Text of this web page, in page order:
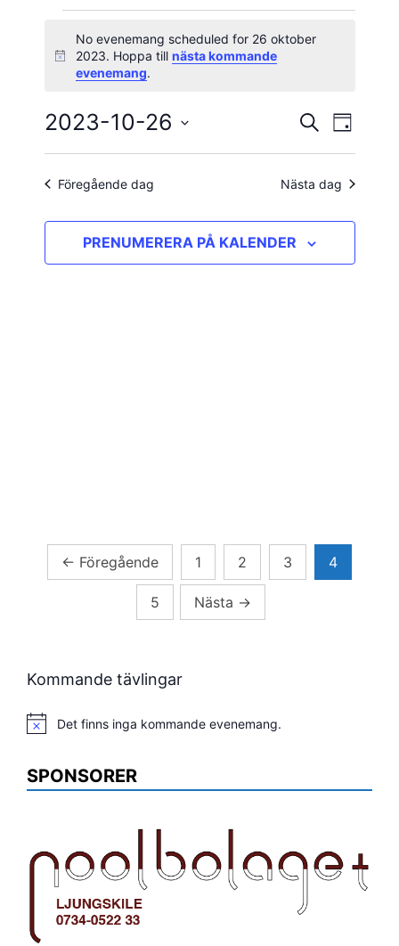
Evenemang
för
26
oktober
2023
Notis
No evenemang scheduled for 26 oktober
2023. Hoppa till nästa kommande
evenemang.
Search
and
Views
SÖK DAG
2023-10-26
Välj
Föregående dag Nästa dag
PRENUMERERA PÅ KALENDER
Sidnumrering
← Föregående 1 2 3 4
5 Nästa →
Kommande tävlingar
Notis Det finns inga kommande evenemang.
SPONSORER